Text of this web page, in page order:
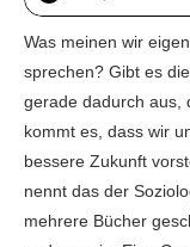
Was meinen wir
sprechen? Gibt es
gerade dadurch aus,
kommt es, dass wir
bessere Zukunft
nennt das der
mehrere Bücher